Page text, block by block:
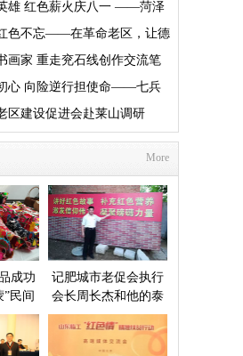
活动
雄 红色薪火庆八一 ——菏泽
联动开展拥军致敬活动
色不忘——在革命老区，让德
画家 重走兖石线创作交流笔
送文化活动
心 向险逆行担使命——七兵
援广西抗洪救灾
区建设促进会赴莱山调研
More
成功
”民间
记肥城市老促会执行
会长周长杰和他的泰
安毛公山红色文化博
物馆